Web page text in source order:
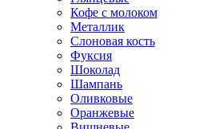
Кофе с молоком
Металлик
Слоновая кость
Фуксия
Шоколад
Шампань
Оливковые
Оранжевые